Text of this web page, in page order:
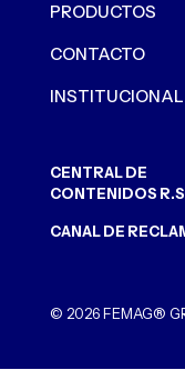
PRODUCTOS
CONTACTO
INSTITUCIONAL
CENTRAL DE
CONTENIDOS
CANAL DE
© 2026 FEMAG®